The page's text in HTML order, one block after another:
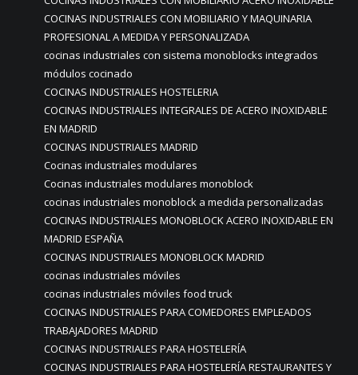
COCINAS INDUSTRIALES CON MOBILIARIO Y MAQUINARIA
PROFESIONAL A MEDIDA Y PERSONALIZADA
cocinas industriales con sistema monoblocks integrados
módulos cocinado
COCINAS INDUSTRIALES HOSTELERIA
COCINAS INDUSTRIALES INTEGRALES DE ACERO INOXIDABLE
EN MADRID
COCINAS INDUSTRIALES MADRID
Cocinas industriales modulares
Cocinas industriales modulares monoblock
cocinas industriales monoblock a medida personalizadas
COCINAS INDUSTRIALES MONOBLOCK ACERO INOXIDABLE EN
MADRID ESPAÑA
COCINAS INDUSTRIALES MONOBLOCK MADRID
cocinas industriales móviles
cocinas industriales móviles food truck
COCINAS INDUSTRIALES PARA COMEDORES EMPLEADOS
TRABAJADORES MADRID
COCINAS INDUSTRIALES PARA HOSTELERÍA
COCINAS INDUSTRIALES PARA HOSTELERÍA RESTAURANTES Y